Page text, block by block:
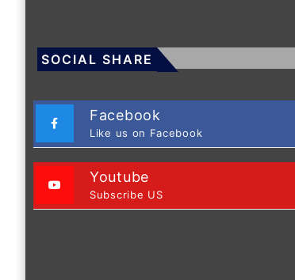
SOCIAL SHARE
Facebook
Like us on Facebook
Youtube
Subscribe US